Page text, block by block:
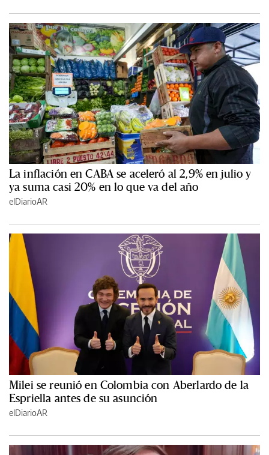
La inflación en CABA se aceleró al 2,9% en julio y
ya suma casi 20% en lo que va del año
elDiarioAR
Milei se reunió en Colombia con Aberlardo de la
Espriella antes de su asunción
elDiarioAR